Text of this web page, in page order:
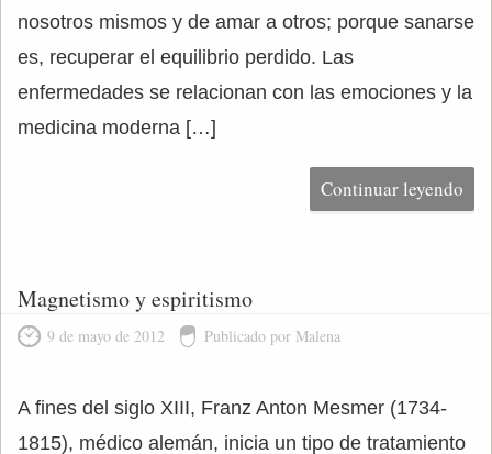
nosotros mismos y de amar a otros; porque sanarse
es, recuperar el equilibrio perdido. Las
enfermedades se relacionan con las emociones y la
medicina moderna […]
Continuar leyendo
Magnetismo y espiritismo
9 de mayo de 2012 Publicado por Malena
A fines del siglo XIII, Franz Anton Mesmer (1734-
1815), médico alemán, inicia un tipo de tratamiento